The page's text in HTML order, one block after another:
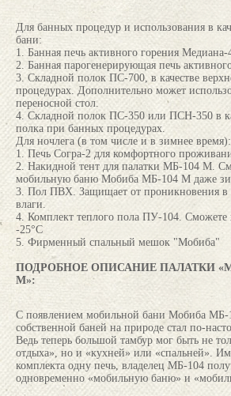
Для банных процедур и использования в
бани:
1. Банная печь активного горения Медиана-
2. Банная парогенерирующая печь
3. Складной полок ПС-700, в качестве
процедурах. Дополнительно может
переносной стол.
4. Складной полок ПС-350 или ПСН-350 в
полка при банных процедурах.
Для ночлега (в том числе и в зимнее время):
1. Печь Согра-2 для комфортного
2. Накидной тент для палатки МБ-104 М.
мобильную баню Мобиба МБ-104 М даже
3. Пол ПВХ. Защищает от проникновения в
влаги.
4. Комплект теплого пола ПУ-104. Сможете
-25°С
5. Фирменный спальный мешок "Мобиба"
ПОДРОБНОЕ ОПИСАНИЕ ПАЛАТКИ
М»:
С появлением мобильной бани Мобиба МБ-
собственной баней на природе стал по-
Ведь теперь большой тамбур мог быть не
отдыха», но и «кухней» или «спальней».
комплекта одну печь, владелец МБ-104
одновременно «мобильную баню» и